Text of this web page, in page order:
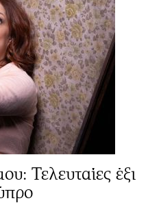
Τελευταίες έξι